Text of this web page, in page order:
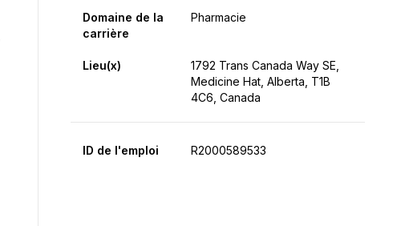
Domaine de la
carrière
Pharmacie
Lieu(x)
1792 Trans Canada Way SE,
Medicine Hat, Alberta, T1B
4C6, Canada
ID de l'emploi R2000589533